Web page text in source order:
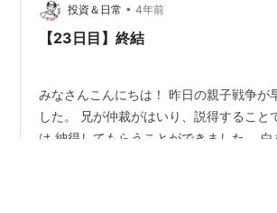
ことなく口を閉じた。外から見る限りス
かった。 ■実家にいたときはスズメバチ
投資＆日常 • 4年前
【23日目】終結
みなさんこんにちは！ 昨日の親子戦争が
した。 兄が仲裁がはいり、説得すること
は 納得してもらうことができました。